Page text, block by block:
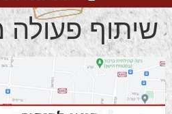
שיתוף פעולה